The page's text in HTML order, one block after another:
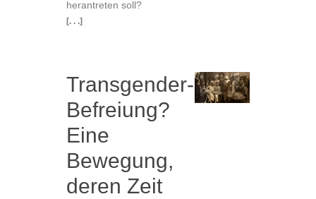
herantreten soll?
[. . .]
Transgender-
Befreiung?
Eine
Bewegung,
deren Zeit